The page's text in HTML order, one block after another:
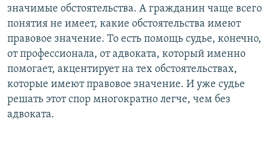
значимые обстоятельства. А гражданин чаще всего
понятия не имеет, какие обстоятельства имеют
правовое значение. То есть помощь судье, конечно,
от профессионала, от адвоката, который именно
помогает, акцентирует на тех обстоятельствах,
которые имеют правовое значение. И уже судье
решать этот спор многократно легче, чем без
адвоката.